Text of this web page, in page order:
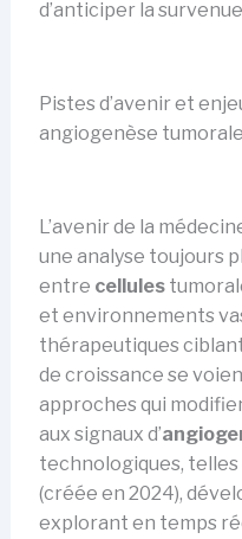
d’anticiper la
Pistes d’avenir et
angiogenèse tumorale
L’avenir de la
une analyse toujours
entre cellules
et environnements
thérapeutiques
de croissance se
approches qui
aux signaux d’
technologiques, telles
(créée en 2024),
explorant en temps